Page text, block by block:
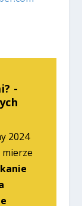
-
2024